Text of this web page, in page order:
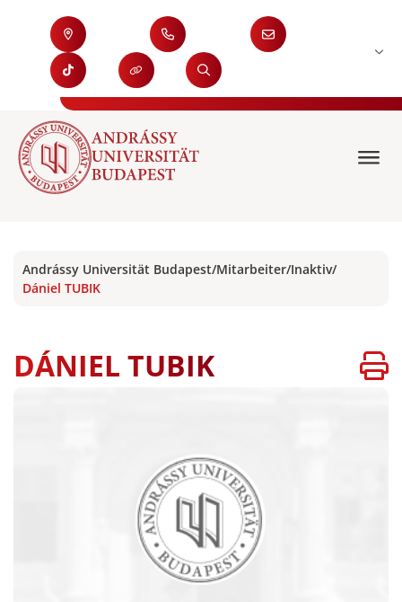
Andrássy Universität Budapest/Mitarbeiter/Inaktiv/
Dániel TUBIK
DÁNIEL TUBIK